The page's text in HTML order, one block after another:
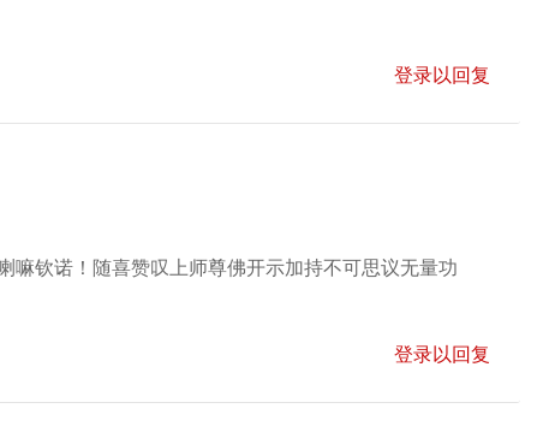
登录以回复
嘛钦诺！随喜赞叹上师尊佛开示加持不可思议无量功
登录以回复